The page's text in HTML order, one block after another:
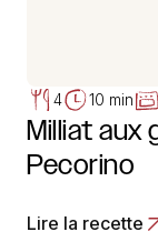
4 10 min
Milliat aux
Pecorino
Lire la recette